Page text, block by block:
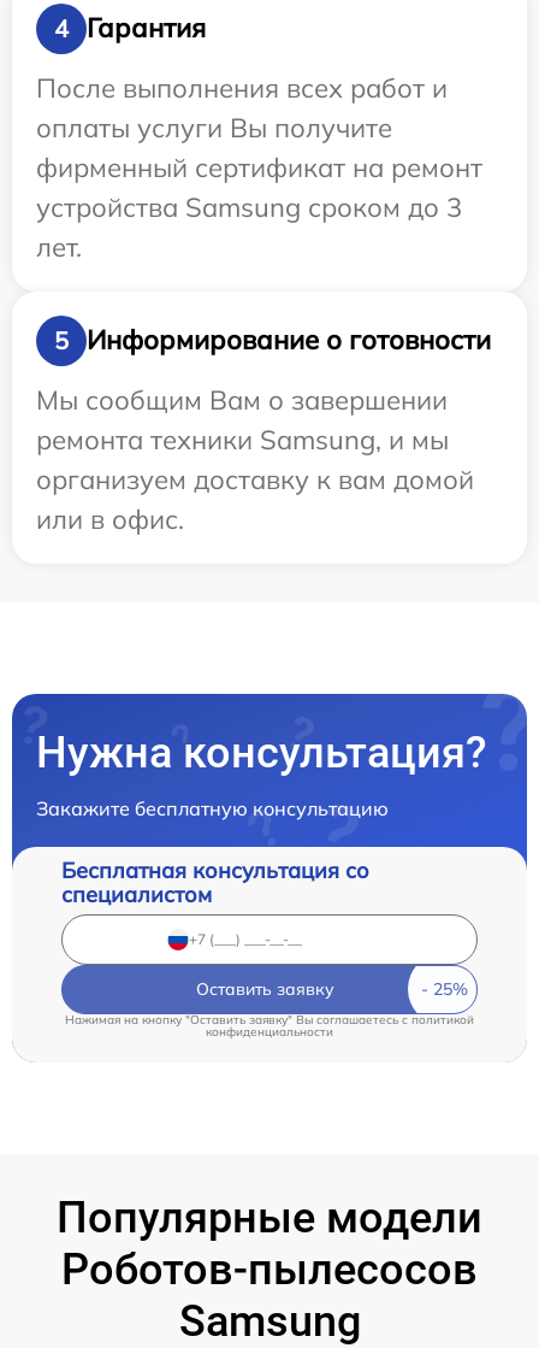
4
Гарантия
После выполнения всех работ и
оплаты услуги Вы получите
фирменный сертификат на ремонт
устройства Samsung сроком до 3
лет.
5
Информирование о готовности
Мы сообщим Вам о завершении
ремонта техники Samsung, и мы
организуем доставку к вам домой
или в офис.
Нужна консультация?
Закажите бесплатную консультацию
Бесплатная консультация со
специалистом
Оставить заявку
Нажимая на кнопку "Оставить заявку" Вы соглашаетесь cполитикой
конфиденциальности
Популярные модели
Роботов-пылесосов
Samsung